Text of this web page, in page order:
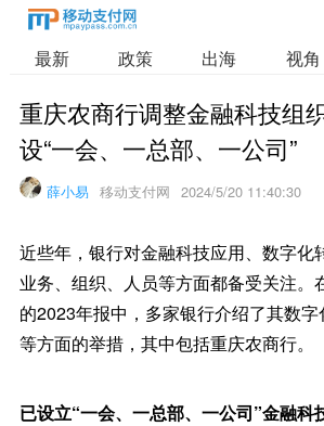
最新 政策 出海 视角
重庆农商行调整金融科技组
设“一会、一总部、一公司”
薛小易 移动支付网 2024/5/20 11:40:30
近些年，银行对金融科技应用、数字化
业务、组织、人员等方面都备受关注。
的2023年报中，多家银行介绍了其数
等方面的举措，其中包括重庆农商行。
已设立“一会、一总部、一公司”金融科